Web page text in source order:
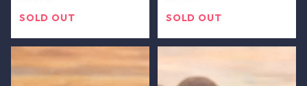
SOLD OUT
SOLD OUT